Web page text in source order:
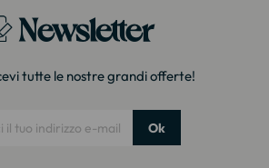
Newsletter
tutte le nostre grandi offerte!
Ok